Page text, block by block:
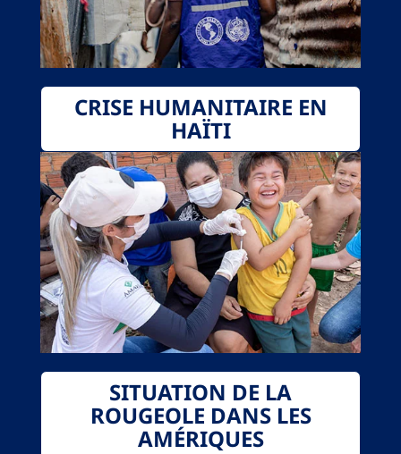
CRISE HUMANITAIRE EN
HAÏTI
SITUATION DE LA
ROUGEOLE DANS LES
AMÉRIQUES